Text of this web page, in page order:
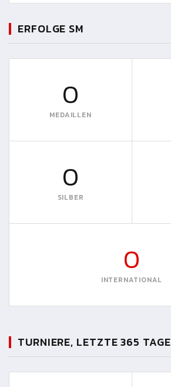
ERFOLGE SM
0
MEDAILLEN
0
SILBER
0
INTERNATIONAL
TURNIERE, LETZTE 365 TAGE